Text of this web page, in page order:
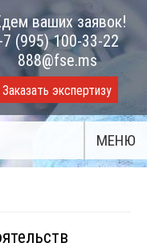
ваших заявок!
(995) 100-33-22
888@fse.ms
Заказать экспертизу
МЕНЮ